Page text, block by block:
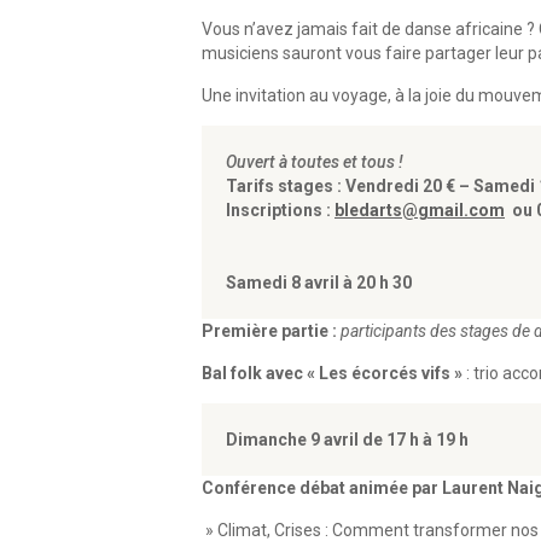
Vous n’avez jamais fait de danse africaine
musiciens sauront vous faire partager leur
Une invitation au voyage, à la joie du
Ouvert à toutes et tous !
Tarifs stages : Vendredi 20 € – Samedi
Inscriptions : bledarts@gmail.com ou
Samedi 8 avril à 20 h 30
Première partie : participants des stages de
Bal folk avec « Les écorcés vifs » : trio
Dimanche 9 avril de 17 h à 19 h
Conférence débat animée par Laurent
» Climat, Crises : Comment transformer